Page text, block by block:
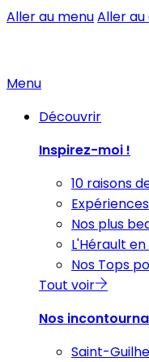
Aller au menuAller
Menu
Découvrir
Inspirez-moi !
10 raisons
Nos plus
L'Hérault
Nos Tops
Tout voir
Nos
Saint-